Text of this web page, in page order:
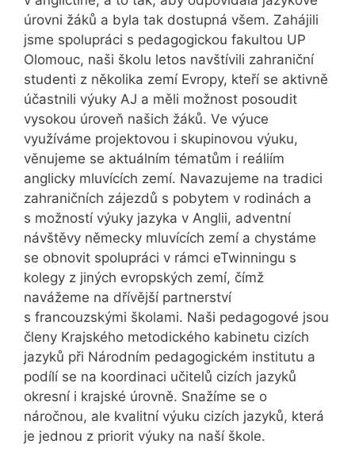
úrovni žáků a byla tak dostupná všem. Zahájili
jsme spolupráci s pedagogickou fakultou UP
Olomouc, naši školu letos navštívili zahraniční
studenti z několika zemí Evropy, kteří se aktivně
účastnili výuky AJ a měli možnost posoudit
vysokou úroveň našich žáků. Ve výuce
využíváme projektovou i skupinovou výuku,
věnujeme se aktuálním tématům i reáliím
anglicky mluvících zemí. Navazujeme na tradici
zahraničních zájezdů s pobytem v rodinách a
s možností výuky jazyka v Anglii, adventní
návštěvy německy mluvících zemí a chystáme
se obnovit spolupráci v rámci eTwinningu s
kolegy z jiných evropských zemí, čímž
navážeme na dřívější partnerství
s francouzskými školami. Naši pedagogové jsou
členy Krajského metodického kabinetu cizích
jazyků při Národním pedagogickém institutu a
podílí se na koordinaci učitelů cizích jazyků
okresní i krajské úrovně. Snažíme se o
náročnou, ale kvalitní výuku cizích jazyků, která
je jednou z priorit výuky na naší škole.